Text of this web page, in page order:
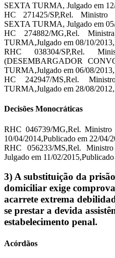
SEXTA TURMA, Julgado em
HC 271425/SP,Rel.
SEXTA TURMA, Julgado em
HC 274882/MG,Rel.
TURMA,Julgado em 08/10/
RHC 038304/SP,Rel.
(DESEMBARGADOR
TURMA,Julgado em 06/08/
HC 242947/MS,Rel.
TURMA,Julgado em 28/08/
Decisões Monocráticas
RHC 046739/MG,Rel.
10/04/2014,Publicado em 22/04/
RHC 056233/MS,Rel.
Julgado em 11/02/
3) A substituição da
domiciliar exige
acarrete extrema
se prestar a devida
estabelecimento penal.
Acórdãos